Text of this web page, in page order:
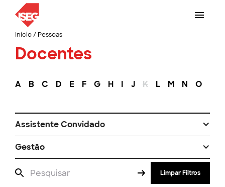
Início/ Pessoas
Docentes
A B C D E F G H I J K L M N O
Assistente Convidado
Gestão
Limpar Filtros